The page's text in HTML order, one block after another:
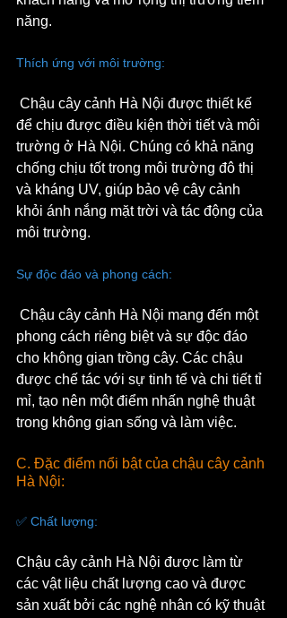
năng.
Thích ứng với môi trường:
để chịu được điều kiện thời tiết và môi
trường ở Hà Nội. Chúng có khả năng
chống chịu tốt trong môi trường đô thị
và kháng UV, giúp bảo vệ cây cảnh
khỏi ánh nắng mặt trời và tác động của
môi trường.
Sự độc đáo và phong cách:
phong cách riêng biệt và sự độc đáo
cho không gian trồng cây. Các chậu
được chế tác với sự tinh tế và chi tiết tỉ
mỉ, tạo nên một điểm nhấn nghệ thuật
trong không gian sống và làm việc.
C. Đặc điểm nổi bật của chậu cây cảnh
Hà Nội:
✅ Chất lượng:
Chậu cây cảnh Hà Nội được làm từ
các vật liệu chất lượng cao và được
sản xuất bởi các nghệ nhân có kỹ thuật